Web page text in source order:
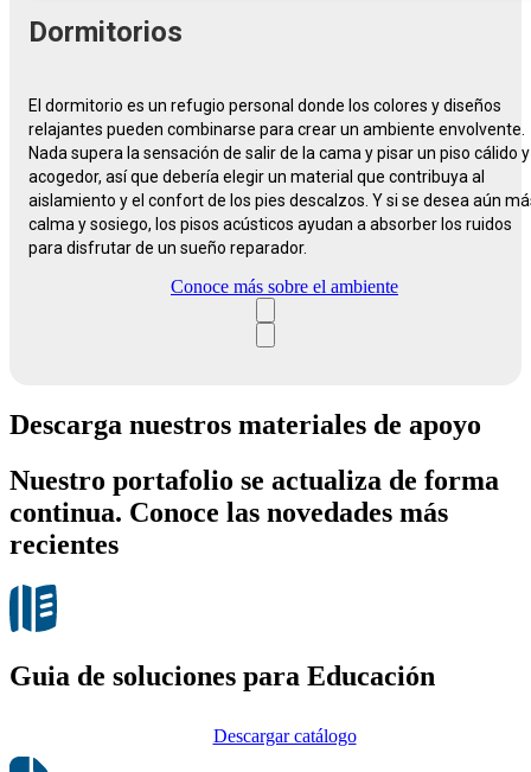
Dormitorios
El dormitorio es un refugio personal donde los colores y diseños
relajantes pueden combinarse para crear un ambiente envolvente.
Nada supera la sensación de salir de la cama y pisar un piso cálido y
acogedor, así que debería elegir un material que contribuya al
aislamiento y el confort de los pies descalzos. Y si se desea aún
calma y sosiego, los pisos acústicos ayudan a absorber los ruidos
para disfrutar de un sueño reparador.
Conoce más sobre el ambiente
Descarga nuestros materiales de apoyo
Nuestro portafolio se actualiza de forma
continua. Conoce las novedades más
recientes
Guia de soluciones para Educación
Descargar catálogo